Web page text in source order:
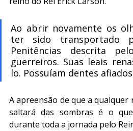
Ao abrir novamente os
ter sido transportado
Penitências descrita
guerreiros. Suas leais
lo. Possuíam dentes
A apreensão de que a
saltará das sombras é o
durante toda a jornada pelo